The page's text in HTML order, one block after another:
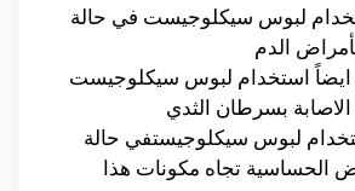
لبوس سيكلوجيست في حالة
الدم
ايضاً استخدام لبوس سيكلوجيست
بسرطان الثدي
لبوس سيكلوجيستفي حالة
الحساسية تجاه مكونات هذا